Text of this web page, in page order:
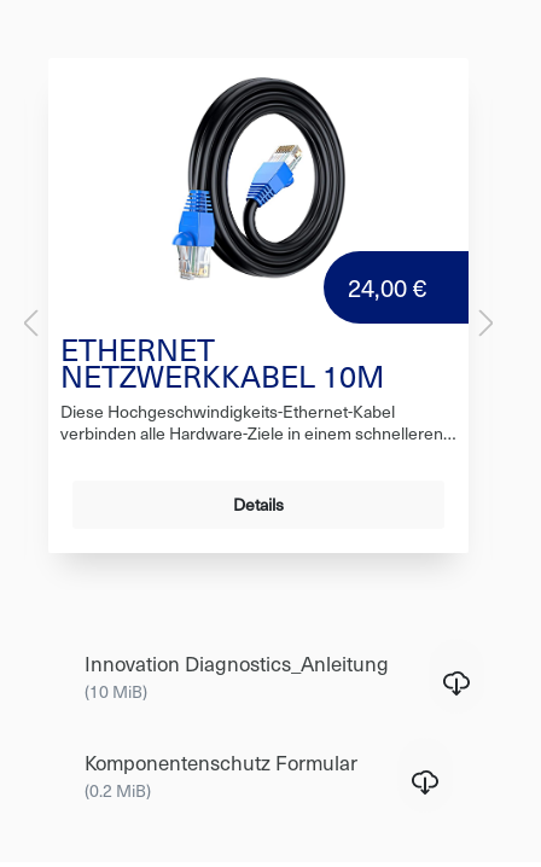
24,00 €
ETHERNET
NETZWERKKABEL 10M
Diese Hochgeschwindigkeits-Ethernet-Kabel
verbinden alle Hardware-Ziele in einem schnelleren
DSL, Router, Hub, Switch oder
Details
Innovation Diagnostics_Anleitung
(10 MiB)
Komponentenschutz Formular
(0.2 MiB)